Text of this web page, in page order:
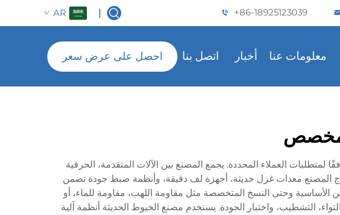
+86-18925123039
|
AR
معلومات عنا أخبار اتصل بنا احصل على عرض سعر
العملاء المحددة. يجمع المصنع بين الآلات المتقدمة، الحرفية
إنتاج المصنع معدات غزل حديثة، أجهزة لف دقيقة، وأنظمة ضبط جودة تضمن
وحتى النسخ المتخصصة مثل مقاومة اللهب، مقاومة للماء، أو
التشطيب، واختبار الجودة. يستخدم مصنع الخيوط الحديثة أنظمة آلية